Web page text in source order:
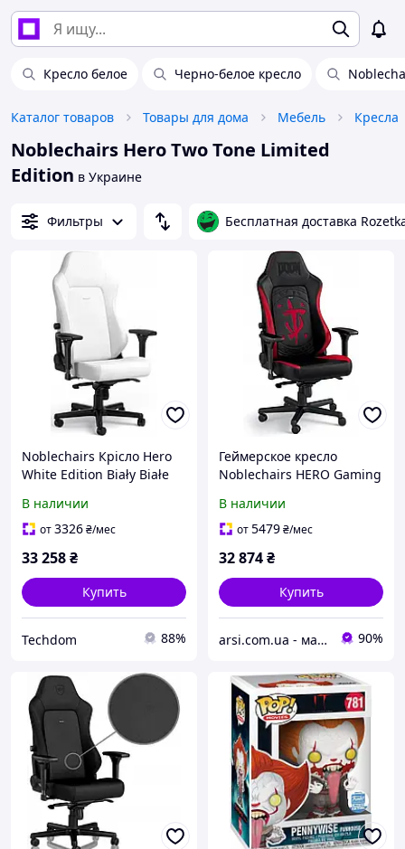
Кресло белое Черно-белое кресло
Каталог товаров Товары для дома Мебель Кресла
Noblechairs Hero Two Tone Limited
Edition в Украине
Фильтры Бесплатная доставка
Noblechairs Крісло Hero
White Edition Biały Białe
В наличии
от3326₴/мес
33 258₴
Купить
Techdom 88%
Геймерское кресло
Noblechairs HERO Gaming
В наличии
от5479₴/мес
32 874₴
Купить
arsi.com.ua - магазин техники 90%